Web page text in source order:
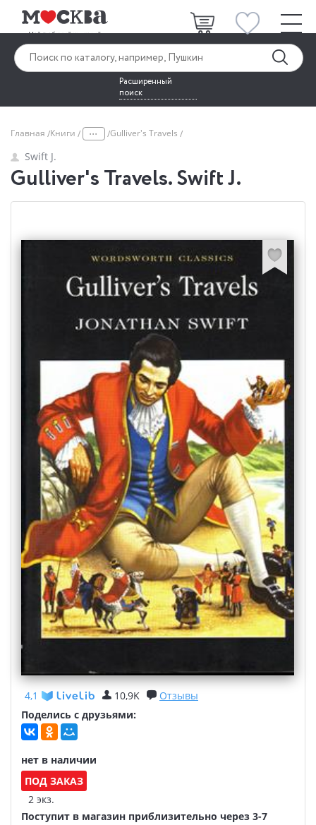
Расширенный
поиск
Главная Книги ... Gulliver's Travels
Swift J.
Gulliver's Travels. Swift J.
4,1 10,9K
Отзывы
Поделись с друзьями:
нет в наличии
ПОД ЗАКАЗ
2 экз.
Поступит в магазин приблизительно через 3-7